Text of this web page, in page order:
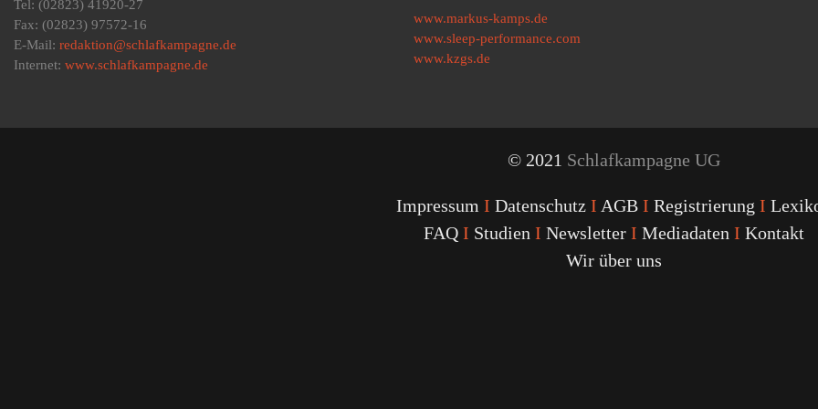
Tel: (02823) 41920-27
Fax: (02823) 97572-16
E-Mail: redaktion@schlafkampagne.de
Internet: www.schlafkampagne.de
www.markus-kamps.de
www.sleep-performance.com
www.kzgs.de
© 2021 Schlafkampagne UG
Impressum I Datenschutz I AGB I Registrierung I
FAQ I Studien I Newsletter I Mediadaten I Kontakt
Wir über uns